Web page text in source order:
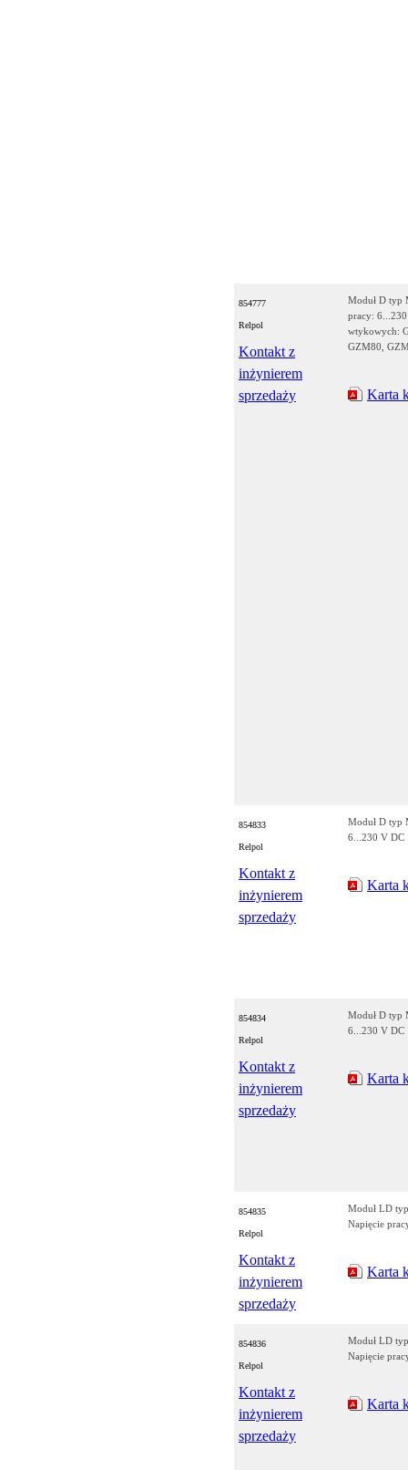
854777
Relpol
Kontakt z
inżynierem
sprzedaży
Moduł D typ
pracy:
wtykowych:
GZM80,
Karta
854833
Relpol
Kontakt z
inżynierem
sprzedaży
Moduł D typ
6...230 V DC
Karta
854834
Relpol
Kontakt z
inżynierem
sprzedaży
Moduł D typ
6...230 V DC
Karta
854835
Relpol
Kontakt z
inżynierem
sprzedaży
Moduł LD
Napięcie
Karta
854836
Relpol
Kontakt z
inżynierem
sprzedaży
Moduł LD
Napięcie
Karta